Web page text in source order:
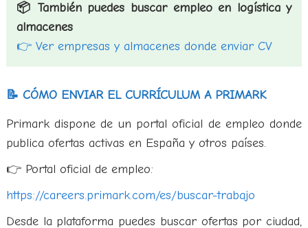
📦 También puedes buscar empleo en logística y
almacenes
👉 Ver empresas y almacenes donde enviar CV
📝 CÓMO ENVIAR EL CURRÍCULUM A PRIMARK
Primark dispone de un portal oficial de empleo donde
publica ofertas activas en España y otros países.
👉 Portal oficial de empleo:
https://careers.primark.com/es/buscar-trabajo
Desde la plataforma puedes buscar ofertas por ciudad,